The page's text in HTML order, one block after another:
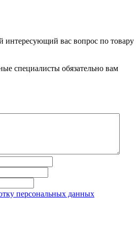
интересующий вас вопрос по товару
специалисты обязательно вам
персональных данных